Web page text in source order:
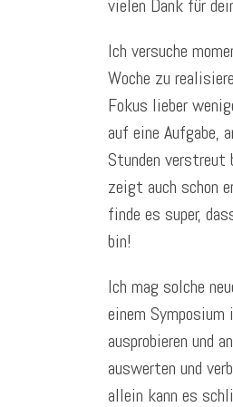
vielen Dank für
Ich versuche
Woche zu
Fokus lieber
auf eine Aufgabe,
Stunden verstreut
zeigt auch schon
finde es super,
bin!
Ich mag solche
einem
ausprobieren und
auswerten und
allein kann es